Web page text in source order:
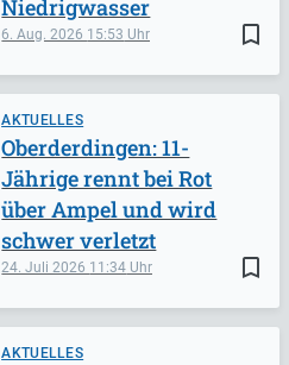
bookmark_border
6. Aug. 2026 15:53
Niedrigwasser
AKTUELLES
bookmark_border
24. Juli 2026 11:34
Oberderdingen: 11-
Jährige rennt bei Rot
über Ampel und wird
schwer verletzt
AKTUELLES